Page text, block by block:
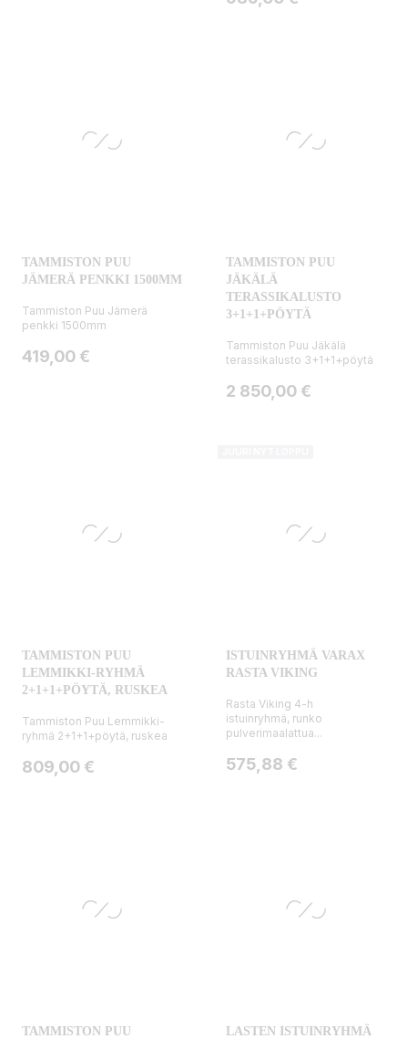
TAMMISTON PUU
JÄMERÄ PENKKI 1500MM
Tammiston Puu Jämerä
penkki 1500mm
Hinta
419,00 €
TAMMISTON PUU
JÄKÄLÄ
TERASSIKALUSTO
3+1+1+PÖYTÄ
Tammiston Puu Jäkälä
terassikalusto 3+1+1+pöytä
Hinta
2 850,00 €
TAMMISTON PUU
LEMMIKKI-RYHMÄ
2+1+1+PÖYTÄ, RUSKEA
Tammiston Puu Lemmikki-
ryhmä 2+1+1+pöytä, ruskea
Hinta
809,00 €
ISTUINRYHMÄ VARAX
RASTA VIKING
Rasta Viking 4-h
istuinryhmä, runko
pulverimaalattua...
Hinta
575,88 €
TAMMISTON PUU
LASTEN ISTUINRYHMÄ